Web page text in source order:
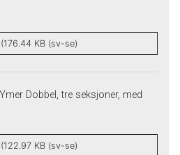
KB (sv-se)
Dobbel, tre seksjoner, med
KB (sv-se)